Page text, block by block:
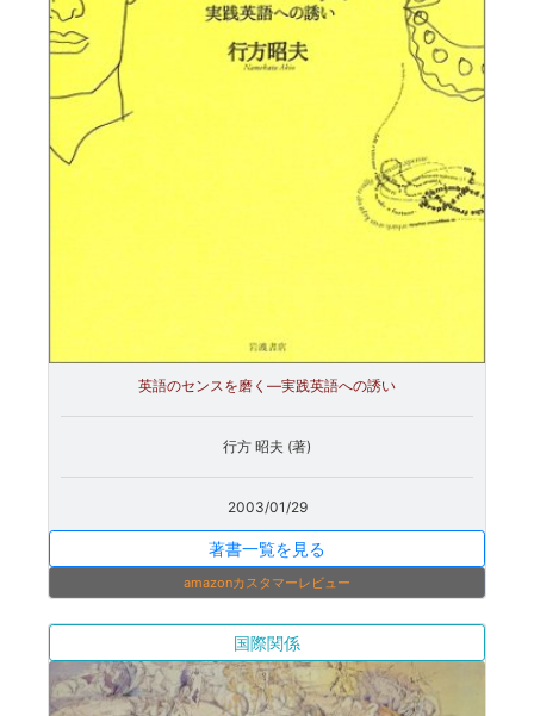
英語のセンスを磨く―実践英語への誘い
行方 昭夫 (著)
2003/01/29
著書一覧を見る
amazonカスタマーレビュー
国際関係